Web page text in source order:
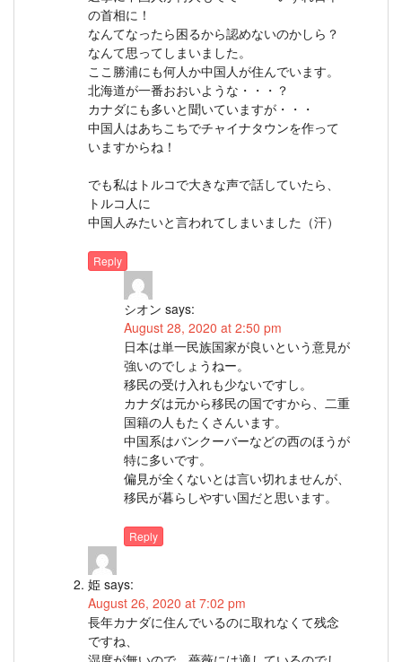
の首相に！
なんてなったら困るから認めないのかしら？
なんて思ってしまいました。
ここ勝浦にも何人か中国人が住んでいます。
北海道が一番おおいような・・・？
カナダにも多いと聞いていますが・・・
中国人はあちこちでチャイナタウンを作って
いますからね！
でも私はトルコで大きな声で話していたら、
トルコ人に
中国人みたいと言われてしまいました（汗）
Reply
シオン says:
August 28, 2020 at 2:50 pm
日本は単一民族国家が良いという意見が
強いのでしょうねー。
移民の受け入れも少ないですし。
カナダは元から移民の国ですから、二重
国籍の人もたくさんいます。
中国系はバンクーバーなどの西のほうが
特に多いです。
偏見が全くないとは言い切れませんが、
移民が暮らしやすい国だと思います。
Reply
姫 says:
August 26, 2020 at 7:02 pm
長年カナダに住んでいるのに取れなくて残念
ですね、